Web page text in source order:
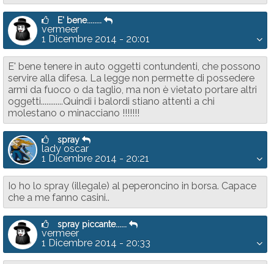
E' bene........
vermeer
1 Dicembre 2014 - 20:01
E' bene tenere in auto oggetti contundenti, che possono
servire alla difesa. La legge non permette di possedere
armi da fuoco o da taglio, ma non è vietato portare altri
oggetti............Quindi i balordi stiano attenti a chi
molestano o minacciano !!!!!!!
spray
lady oscar
1 Dicembre 2014 - 20:21
Io ho lo spray (illegale) al peperoncino in borsa. Capace
che a me fanno casini..
spray piccante......
vermeer
1 Dicembre 2014 - 20:33